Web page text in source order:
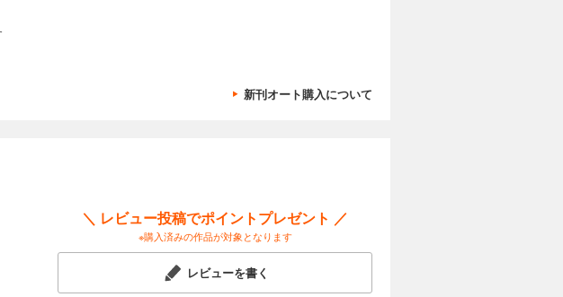
新刊オート購入について
＼ レビュー投稿でポイントプレゼント ／
※購入済みの作品が対象となります
レビューを書く